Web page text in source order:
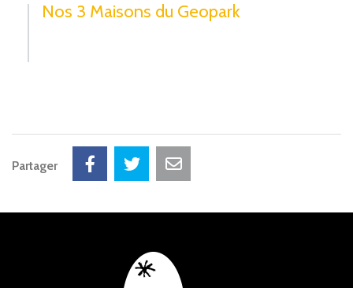
Nos 3 Maisons du Geopark
Partager